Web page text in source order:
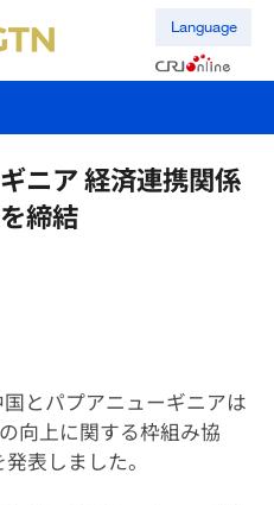
Language
ニア 経済連携関係
締結
とパプアニューギニアは
向上に関する枠組み協
表しました。